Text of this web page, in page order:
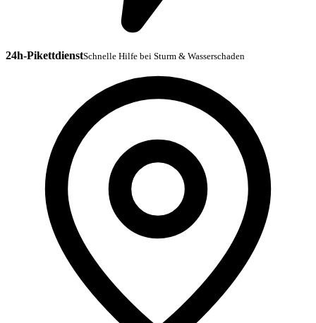
24h-PikettdienstSchnelle Hilfe bei Sturm & Wasserschaden